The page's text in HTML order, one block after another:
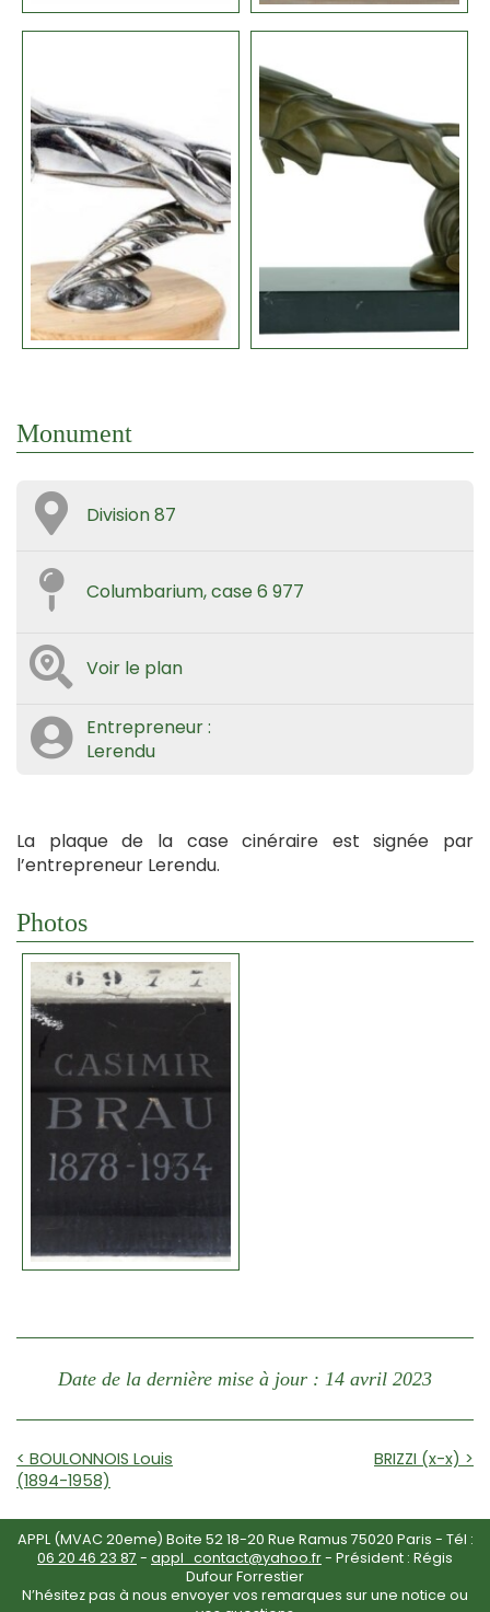
Monument
Division 87
Columbarium, case 6 977
Voir le plan
Entrepreneur :
Lerendu
La plaque de la case cinéraire est signée par
l’entrepreneur Lerendu.
Photos
Date de la dernière mise à jour : 14 avril 2023
< BOULONNOIS Louis
(1894-1958)
BRIZZI (x-x) >
APPL (MVAC 20eme) Boite 52 18-20 Rue Ramus 75020 Paris - Tél :
06 20 46 23 87 - appl_contact@yahoo.fr- Président : Régis
Dufour Forrestier
N’hésitez pas à nous envoyer vos remarques sur une notice ou